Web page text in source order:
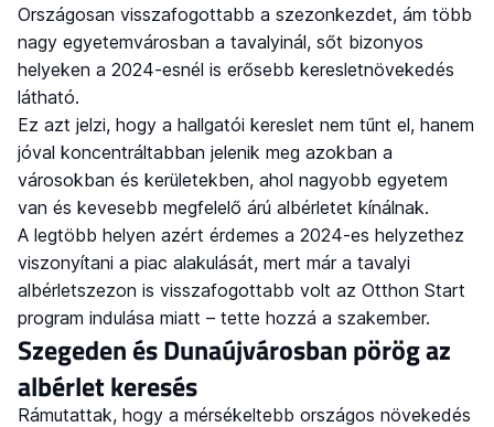
Országosan visszafogottabb a szezonkezdet, ám több
nagy egyetemvárosban a tavalyinál, sőt bizonyos
helyeken a 2024-esnél is erősebb keresletnövekedés
látható.
Ez azt jelzi, hogy a hallgatói kereslet nem tűnt el, hanem
jóval koncentráltabban jelenik meg azokban a
városokban és kerületekben, ahol nagyobb egyetem
van és kevesebb megfelelő árú albérletet kínálnak.
A legtöbb helyen azért érdemes a 2024-es helyzethez
viszonyítani a piac alakulását, mert már a tavalyi
albérletszezon is visszafogottabb volt az Otthon Start
program indulása miatt – tette hozzá a szakember.
Szegeden és Dunaújvárosban pörög az
albérlet keresés
Rámutattak, hogy a mérsékeltebb országos növekedés